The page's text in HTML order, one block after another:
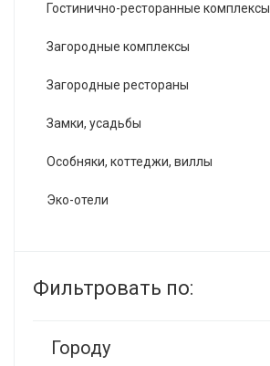
Гостинично-ресторанные комплексы
Загородные комплексы
Загородные рестораны
Замки, усадьбы
Особняки, коттеджи, виллы
Эко-отели
Фильтровать по:
Городу